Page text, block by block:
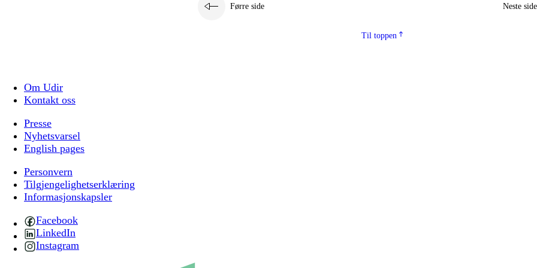
Førre side Neste side
Til toppen
Om Udir
Kontakt oss
Presse
Nyhetsvarsel
English pages
Personvern
Tilgjengelighetserklæring
Informasjonskapsler
Facebook
LinkedIn
Instagram